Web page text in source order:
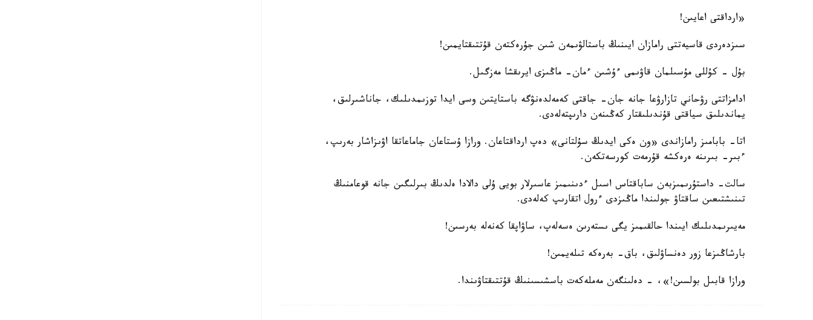
«ارداقتى اعايىن!
سىزدەردى قاسيەتتى رامازان ايىنىڭ باستالۋىمەن شىن جۇرەكتەن قۇتتىقتايمىن!
بۇل - كۇللى مۇسىلمان قاۋىمى ءۇشىن ءمان- ماڭىزى ايرىقشا مەزگىل.
ادامزاتتى رۋحاني تازارۋعا جانە جان- جاقتى كەمەلدەنۋگە باستايتىن وسى ايدا توزىمدىلىك، جاناشىرلىق،
يماندىلىق سياقتى قۇندىلىقتار كەڭىنەن دارىپتەلەدى.
اتا- بابامىز رامازاندى «ون ەكى ايدىڭ سۇلتانى» دەپ ارداقتاعان. ورازا ۇستاعان جاماعاتقا اۋىزاشار بەرىپ،
ءبىر- بىرىنە ەرەكشە قۇرمەت كورسەتكەن.
سالت- داستۇرىمىزبەن ساباقتاس اسىل ءدىنىمىز عاسىرلار بويى ۇلى دالادا ەلدىڭ بىرلىگىن جانە قوعامنىڭ
تىنىشتىعىن ساقتاۋ جولىندا ماڭىزدى ءرول اتقارىپ كەلەدى.
مەيىرىمدىلىك ايىندا حالقىمىز يگى ىستەرىن ەسەلەپ، ساۋاپقا كەنەلە بەرسىن!
بارشاڭىزعا زور دەنساۋلىق، باق- بەرەكە تىلەيمىن!
ورازا قابىل بولسىن!»، - دەلىنگەن مەملەكەت باسشىسىنىڭ قۇتتىقتاۋىندا.